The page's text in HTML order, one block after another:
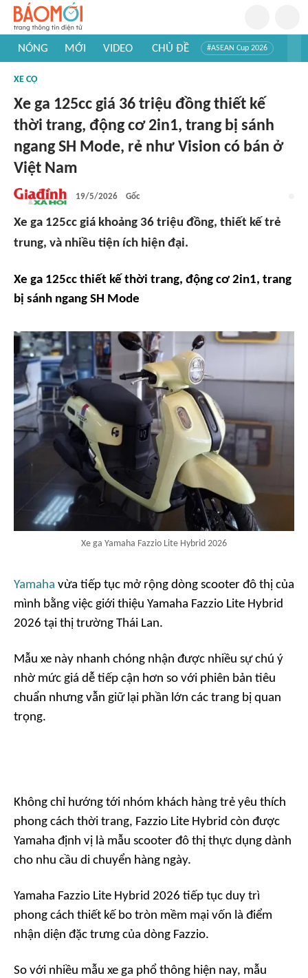
NÓNG MỚI VIDEO CHỦ ĐỀ #ASEAN Cup 2026
#Khám phá thế giới
XE CỘ
Xe ga 125cc giá 36 triệu đồng thiết kế
thời trang, động cơ 2in1, trang bị sánh
ngang SH Mode, rẻ như Vision có bán ở
Việt Nam
19/5/2026 Gốc
Xe ga 125cc giá khoảng 36 triệu đồng, thiết kế trẻ
trung, và nhiều tiện ích hiện đại.
Xe ga 125cc thiết kế thời trang, động cơ 2in1, trang
bị sánh ngang SH Mode
Xe ga Yamaha Fazzio Lite Hybrid 2026
Yamaha vừa tiếp tục mở rộng dòng scooter đô thị của
mình bằng việc giới thiệu Yamaha Fazzio Lite Hybrid
2026 tại thị trường Thái Lan.
Mẫu xe này nhanh chóng nhận được nhiều sự chú ý
nhờ mức giá dễ tiếp cận hơn so với phiên bản tiêu
chuẩn nhưng vẫn giữ lại phần lớn các trang bị quan
trọng.
Không chỉ hướng tới nhóm khách hàng trẻ yêu thích
phong cách thời trang, Fazzio Lite Hybrid còn được
Yamaha định vị là mẫu scooter đô thị thực dụng dành
cho nhu cầu di chuyển hàng ngày.
Yamaha Fazzio Lite Hybrid 2026 tiếp tục duy trì
phong cách thiết kế bo tròn mềm mại vốn là điểm
nhận diện đặc trưng của dòng Fazzio.
So với nhiều mẫu xe ga phổ thông hiện nay, mẫu